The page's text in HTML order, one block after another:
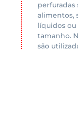
perfuradas
alimentos,
líquidos
tamanho.
são